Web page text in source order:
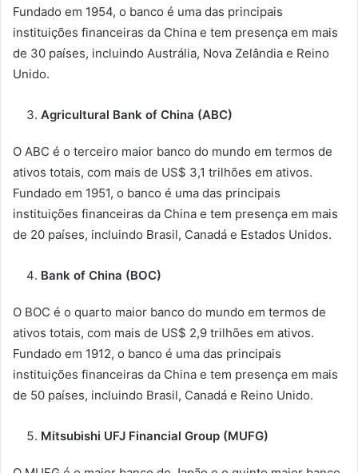
Fundado em 1954, o banco é uma das principais
instituições financeiras da China e tem presença em mais
de 30 países, incluindo Austrália, Nova Zelândia e Reino
Unido.
Agricultural Bank of China (ABC)
O ABC é o terceiro maior banco do mundo em termos de
ativos totais, com mais de US$ 3,1 trilhões em ativos.
Fundado em 1951, o banco é uma das principais
instituições financeiras da China e tem presença em mais
de 20 países, incluindo Brasil, Canadá e Estados Unidos.
Bank of China (BOC)
O BOC é o quarto maior banco do mundo em termos de
ativos totais, com mais de US$ 2,9 trilhões em ativos.
Fundado em 1912, o banco é uma das principais
instituições financeiras da China e tem presença em mais
de 50 países, incluindo Brasil, Canadá e Reino Unido.
Mitsubishi UFJ Financial Group (MUFG)